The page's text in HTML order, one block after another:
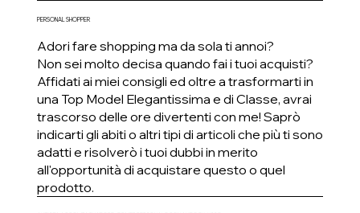
PERSONAL SHOPPER
Adori fare shopping ma da sola ti annoi?
Non sei molto decisa quando fai i tuoi acquisti?
Affidati ai miei consigli ed oltre a trasformarti in
una Top Model Elegantissima e di Classe, avrai
trascorso delle ore divertenti con me! Saprò
indicarti gli abiti o altri tipi di articoli che più ti sono
adatti e risolverò i tuoi dubbi in merito
all'opportunità di acquistare questo o quel
prodotto.